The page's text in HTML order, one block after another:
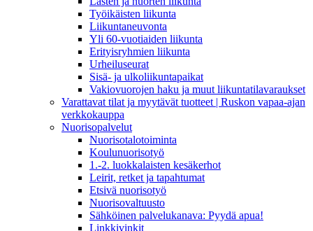
Työikäisten liikunta
Liikuntaneuvonta
Yli 60-vuotiaiden liikunta
Erityisryhmien liikunta
Urheiluseurat
Sisä- ja ulkoliikuntapaikat
Vakiovuorojen haku ja muut liikuntatilavaraukset
Varattavat tilat ja myytävät tuotteet | Ruskon vapaa-ajan
verkkokauppa
Nuorisopalvelut
Nuorisotalotoiminta
Koulunuorisotyö
1.-2. luokkalaisten kesäkerhot
Leirit, retket ja tapahtumat
Etsivä nuorisotyö
Nuorisovaltuusto
Sähköinen palvelukanava: Pyydä apua!
Linkkivinkit